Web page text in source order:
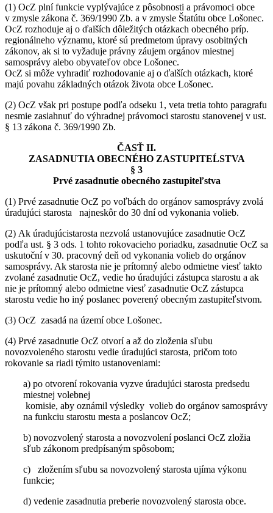
(1) OcZ plní funkcie vyplývajúce z pôsobnosti a právomoci obce
v zmysle zákona č. 369/1990 Zb. a v zmysle Štatútu obce Lošonec.
OcZ rozhoduje aj o ďalších dôležitých otázkach obecného príp.
regionálneho významu, ktoré sú predmetom úpravy osobitných
zákonov, ak si to vyžaduje právny záujem orgánov miestnej
samosprávy alebo obyvateľov obce Lošonec.
OcZ si môže vyhradiť rozhodovanie aj o ďalších otázkach, ktoré
majú povahu základných otázok života obce Lošonec.
(2) OcZ však pri postupe podľa odseku 1, veta tretia tohto paragrafu
nesmie zasiahnuť do výhradnej právomoci starostu stanovenej v ust.
§ 13 zákona č. 369/1990 Zb.
ČASŤ II.
ZASADNUTIA OBECNÉHO ZASTUPITEĹSTVA
§ 3
Prvé zasadnutie obecného zastupiteľstva
(1) Prvé zasadnutie OcZ po voľbách do orgánov samosprávy zvolá
úradujúci starosta najneskôr do 30 dní od vykonania volieb.
(2) Ak úradujúcistarosta nezvolá ustanovujúce zasadnutie OcZ
podľa ust. § 3 ods. 1 tohto rokovacieho poriadku, zasadnutie OcZ sa
uskutoční v 30. pracovný deň od vykonania volieb do orgánov
samosprávy. Ak starosta nie je prítomný alebo odmietne viesť takto
zvolané zasadnutie OcZ, vedie ho úradujúci zástupca starostu a ak
nie je prítomný alebo odmietne viesť zasadnutie OcZ zástupca
starostu vedie ho iný poslanec poverený obecným zastupiteľstvom.
(3) OcZ zasadá na území obce Lošonec.
(4) Prvé zasadnutie OcZ otvorí a až do zloženia sľubu
novozvoleného starostu vedie úradujúci starosta, pričom toto
rokovanie sa riadi týmito ustanoveniami:
a) po otvorení rokovania vyzve úradujúci starosta predsedu
miestnej volebnej
komisie, aby oznámil výsledky volieb do orgánov samosprávy
na funkciu starostu mesta a poslancov OcZ;
b) novozvolený starosta a novozvolení poslanci OcZ zložia
sľub zákonom predpísaným spôsobom;
c) zložením sľubu sa novozvolený starosta ujíma výkonu
funkcie;
d) vedenie zasadnutia preberie novozvolený starosta obce.